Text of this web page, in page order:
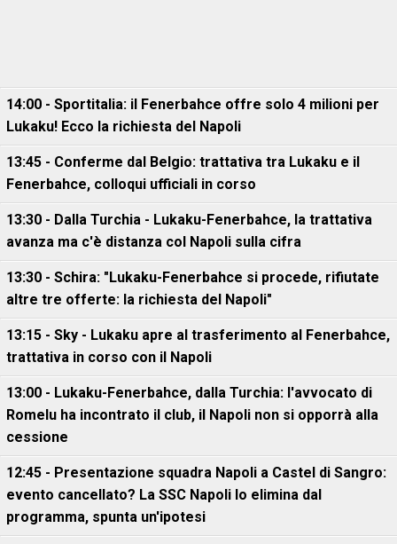
14:00 - Sportitalia: il Fenerbahce offre solo 4 milioni per
Lukaku! Ecco la richiesta del Napoli
13:45 - Conferme dal Belgio: trattativa tra Lukaku e il
Fenerbahce, colloqui ufficiali in corso
13:30 - Dalla Turchia - Lukaku-Fenerbahce, la trattativa
avanza ma c'è distanza col Napoli sulla cifra
13:30 - Schira: "Lukaku-Fenerbahce si procede, rifiutate
altre tre offerte: la richiesta del Napoli"
13:15 - Sky - Lukaku apre al trasferimento al Fenerbahce,
trattativa in corso con il Napoli
13:00 - Lukaku-Fenerbahce, dalla Turchia: l'avvocato di
Romelu ha incontrato il club, il Napoli non si opporrà alla
cessione
12:45 - Presentazione squadra Napoli a Castel di Sangro:
evento cancellato? La SSC Napoli lo elimina dal
programma, spunta un'ipotesi